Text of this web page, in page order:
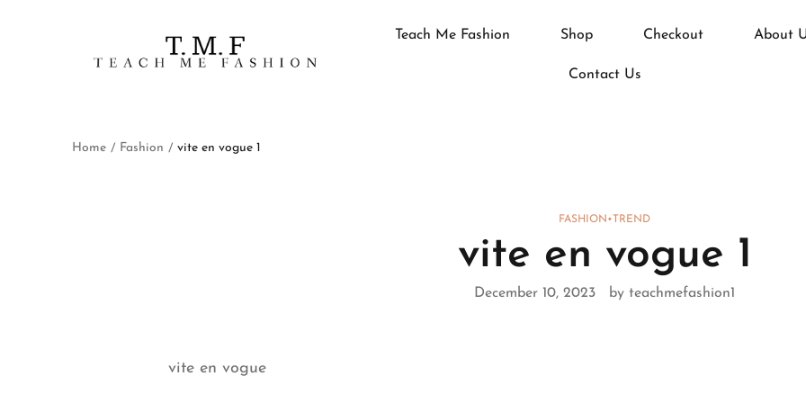
Teach Me Fashion Shop Checkout About
Contact Us
Home / Fashion / vite en vogue 1
FASHION •TREND
vite en vogue 1
December 10, 2023 by teachmefashion1
vite en vogue